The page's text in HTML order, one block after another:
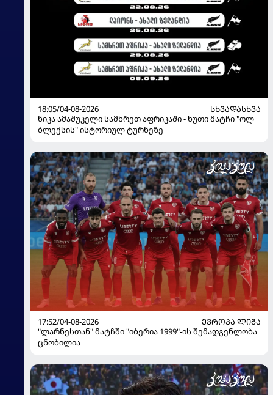
18:05/04-08-2026
ᲡᲮᲕᲐᲓᲐᲡᲮᲕᲐ
ნიკა ამაშუკელი სამხრეთ აფრიკაში - ხუთი მატჩი "ოლ
ბლექსის" ისტორიულ ტურნეზე
17:52/04-08-2026
ᲔᲕᲠᲝᲞᲐ ᲚᲘᲒᲐ
"ლარნესთან" მატჩში "იბერია 1999"-ის შემადგენლობა
ცნობილია